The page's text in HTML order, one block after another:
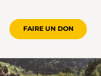
FAIRE UN DON
POSTE